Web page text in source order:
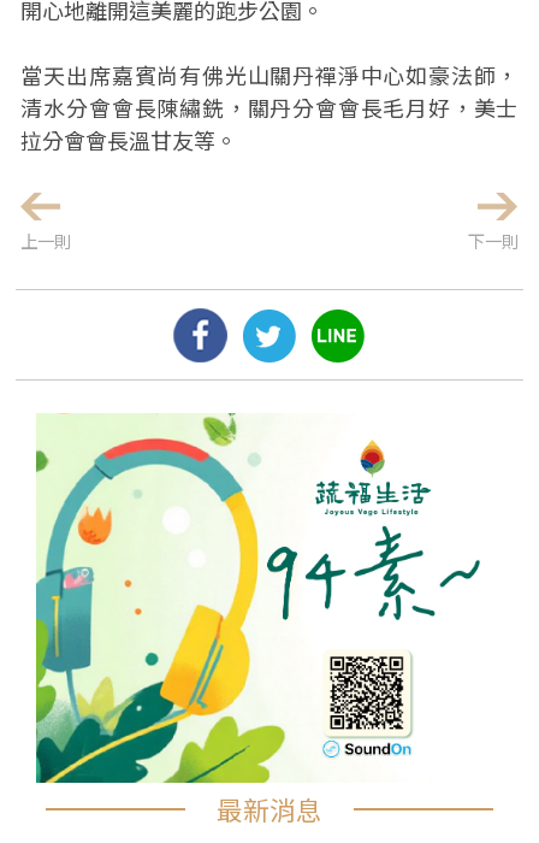
開心地離開這美麗的跑步公園。
當天出席嘉賓尚有佛光山關丹禪淨中心如豪法師，
清水分會會長陳繡銑，關丹分會會長毛月好，美士
拉分會會長溫甘友等。
上一則 下一則
最新消息